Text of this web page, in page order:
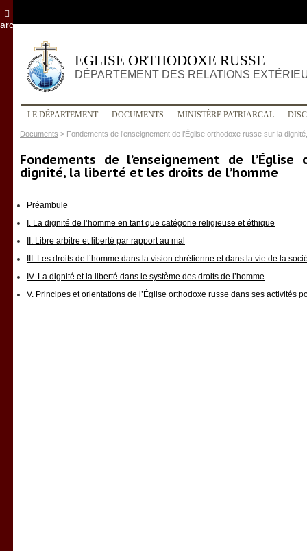
EGLISE ORTHODOXE RUSSE
DÉPARTEMENT DES RELATIONS
LE DÉPARTEMENT DOCUMENTS MINISTÈRE PATRIARCAL
Documents > Fondements de l’enseignement de l’Église orthodoxe russe sur la
Fondements de l’enseignement de
dignité, la liberté et les droits de l’homme
Préambule
I. La dignité de l’homme en tant que catégorie religieuse et éthique
II. Libre arbitre et liberté par rapport au mal
III. Les droits de l’homme dans la vision chrétienne et dans la vie de la
IV. La dignité et la liberté dans le système des droits de l’homme
V. Principes et orientations de l’Église orthodoxe russe dans ses activités
archives